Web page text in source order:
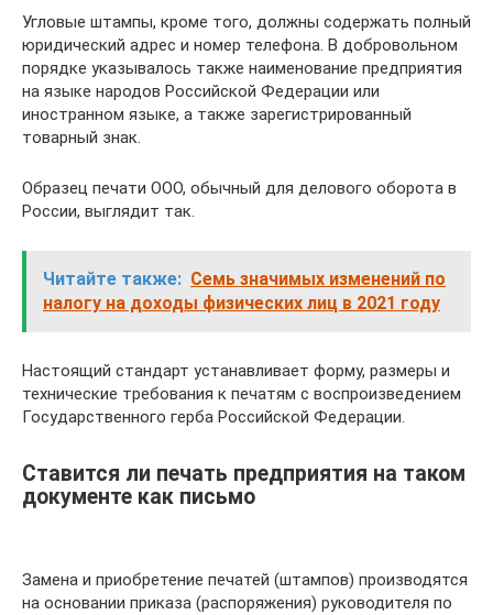
Угловые штампы, кроме того, должны содержать полный
юридический адрес и номер телефона. В добровольном
порядке указывалось также наименование предприятия
на языке народов Российской Федерации или
иностранном языке, а также зарегистрированный
товарный знак.
Образец печати ООО, обычный для делового оборота в
России, выглядит так.
Читайте также: Семь значимых изменений по
налогу на доходы физических лиц в 2021 году
Настоящий стандарт устанавливает форму, размеры и
технические требования к печатям с воспроизведением
Государственного герба Российской Федерации.
Ставится ли печать предприятия на таком
документе как письмо
Замена и приобретение печатей (штампов) производятся
на основании приказа (распоряжения) руководителя по